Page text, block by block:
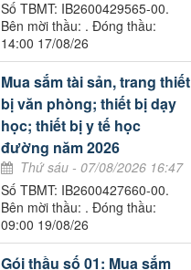
Số TBMT: IB2600429565-00.
Bên mời thầu: . Đóng thầu:
14:00 17/08/26
Mua sắm tài sản, trang thiết
bị văn phòng; thiết bị dạy
học; thiết bị y tế học
đường năm 2026
Thứ sáu - 07/08/2026 16:47
Số TBMT: IB2600427660-00.
Bên mời thầu: . Đóng thầu:
09:00 19/08/26
Gói thầu số 01: Mua sắm